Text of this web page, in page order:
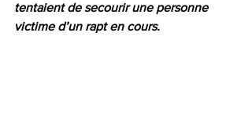
tentaient de secourir une personne
victime d’un rapt en cours.